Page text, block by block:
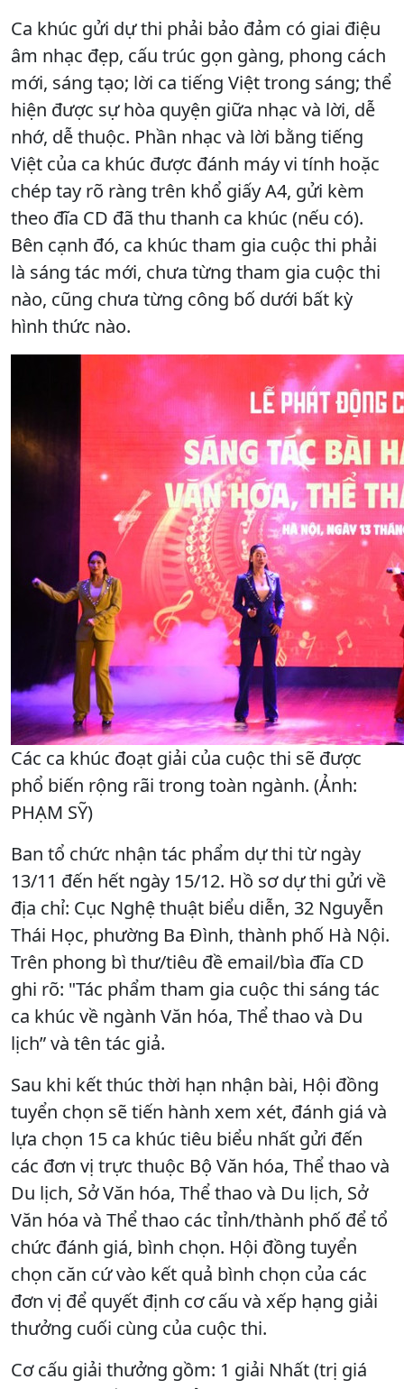
Ca khúc gửi dự thi phải bảo đảm có giai điệu
âm nhạc đẹp, cấu trúc gọn gàng, phong cách
mới, sáng tạo; lời ca tiếng Việt trong sáng; thể
hiện được sự hòa quyện giữa nhạc và lời, dễ
nhớ, dễ thuộc. Phần nhạc và lời bằng tiếng
Việt của ca khúc được đánh máy vi tính hoặc
chép tay rõ ràng trên khổ giấy A4, gửi kèm
theo đĩa CD đã thu thanh ca khúc (nếu có).
Bên cạnh đó, ca khúc tham gia cuộc thi phải
là sáng tác mới, chưa từng tham gia cuộc thi
nào, cũng chưa từng công bố dưới bất kỳ
hình thức nào.
Các ca khúc đoạt giải của cuộc thi sẽ được
phổ biến rộng rãi trong toàn ngành. (Ảnh:
PHẠM SỸ)
Ban tổ chức nhận tác phẩm dự thi từ ngày
13/11 đến hết ngày 15/12. Hồ sơ dự thi gửi về
địa chỉ: Cục Nghệ thuật biểu diễn, 32 Nguyễn
Thái Học, phường Ba Đình, thành phố Hà Nội.
Trên phong bì thư/tiêu đề email/bìa đĩa CD
ghi rõ: "Tác phẩm tham gia cuộc thi sáng tác
ca khúc về ngành Văn hóa, Thể thao và Du
lịch” và tên tác giả.
Sau khi kết thúc thời hạn nhận bài, Hội đồng
tuyển chọn sẽ tiến hành xem xét, đánh giá và
lựa chọn 15 ca khúc tiêu biểu nhất gửi đến
các đơn vị trực thuộc Bộ Văn hóa, Thể thao và
Du lịch, Sở Văn hóa, Thể thao và Du lịch, Sở
Văn hóa và Thể thao các tỉnh/thành phố để tổ
chức đánh giá, bình chọn. Hội đồng tuyển
chọn căn cứ vào kết quả bình chọn của các
đơn vị để quyết định cơ cấu và xếp hạng giải
thưởng cuối cùng của cuộc thi.
Cơ cấu giải thưởng gồm: 1 giải Nhất (trị giá